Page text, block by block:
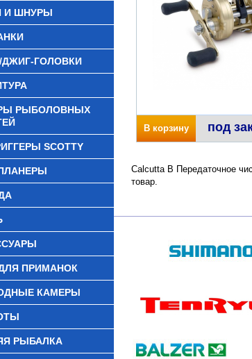
И ШНУРЫ
ДЖИГ-ГОЛОВКИ
РЫБОЛОВНЫХ
SCOTTY
ПРИМАНОК
КАМЕРЫ
РЫБАЛКА
В корзину под
Calcutta B Передаточное
товар.